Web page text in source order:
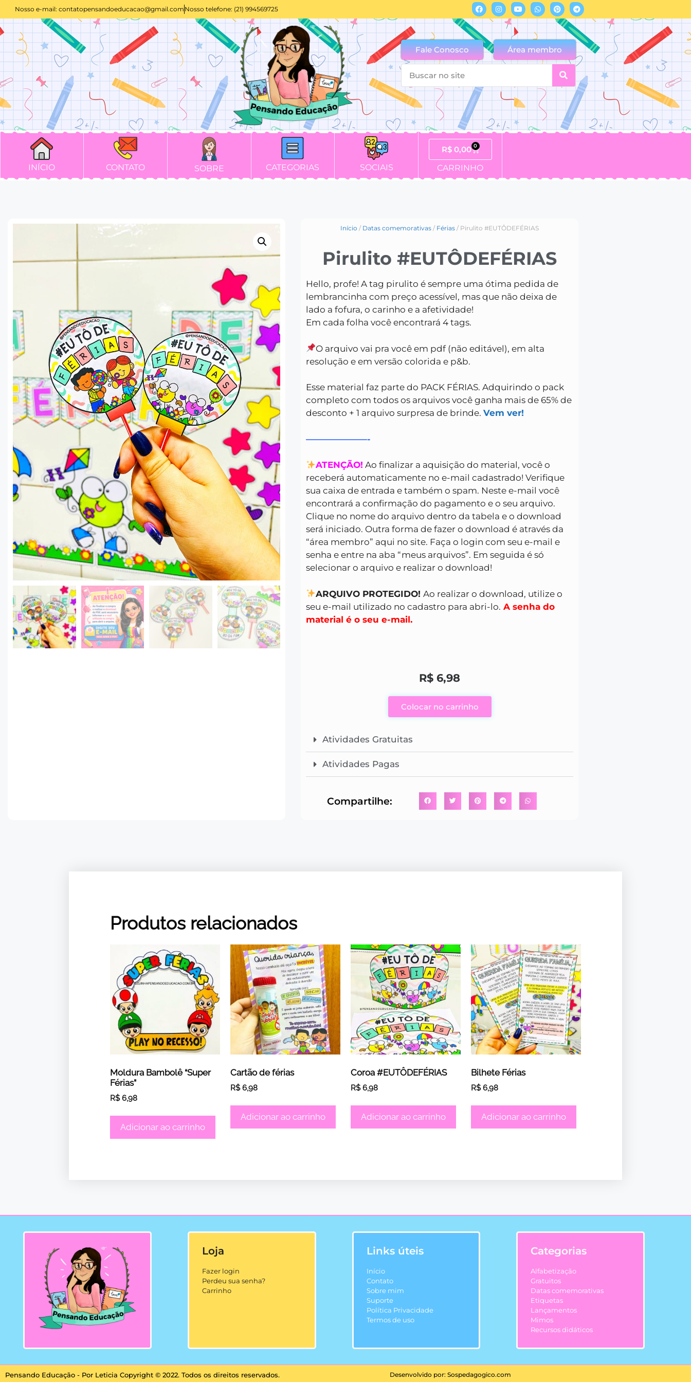
Nosso e-mail: contatopensandoeducacao@gmail.com Nosso telefone: (21) 994569725
Fale Conosco Área membro
INÍCIO CONTATO SOBRE CATEGORIAS SOCIAIS
R$0,00 0
CARRINHO
Início / Datas comemorativas / Férias / Pirulito #EUTÔDEFÉRIAS
Pirulito #EUTÔDEFÉRIAS
Hello, profe! A tag pirulito é sempre uma ótima pedida de
lembrancinha com preço acessível, mas que não deixa de
lado a fofura, o carinho e a afetividade!
Em cada folha você encontrará 4 tags.
O arquivo vai pra você em pdf (não editável), em alta
resolução e em versão colorida e p&b.
Esse material faz parte do PACK FÉRIAS. Adquirindo o pack
completo com todos os arquivos você ganha mais de 65% de
desconto + 1 arquivo surpresa de brinde. Vem ver!
———————-
ATENÇÃO! Ao finalizar a aquisição do material, você o
receberá automaticamente no e-mail cadastrado! Verifique
sua caixa de entrada e também o spam. Neste e-mail você
encontrará a confirmação do pagamento e o seu arquivo.
Clique no nome do arquivo dentro da tabela e o download
será iniciado. Outra forma de fazer o download é através da
“área membro” aqui no site. Faça o login com seu e-mail e
senha e entre na aba “meus arquivos”. Em seguida é só
selecionar o arquivo e realizar o download!
ARQUIVO PROTEGIDO!Ao realizar o download, utilize o
seu e-mail utilizado no cadastro para abri-lo. A senha do
material é o seu e-mail.
R$6,98
Colocar no carrinho
Atividades Gratuitas
Atividades Pagas
Compartilhe:
Produtos relacionados
Moldura Bambolê “Super
Férias”
R$6,98
Adicionar ao carrinho
Cartão de férias
R$6,98
Adicionar ao carrinho
Coroa #EUTÔDEFÉRIAS
R$6,98
Adicionar ao carrinho
Bilhete Férias
R$6,98
Adicionar ao carrinho
Loja
Fazer login
Perdeu sua senha?
Carrinho
Links úteis
Início
Contato
Sobre mim
Suporte
Política Privacidade
Termos de uso
Categorias
Alfabetização
Gratuitos
Datas comemorativas
Etiquetas
Lançamentos
Mimos
Recursos didáticos
Pensando Educação - Por Leticia Copyright © 2022. Todos os direitos reservados. Desenvolvido por: Sospedagogico.com